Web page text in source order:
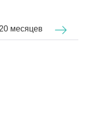
месяцев